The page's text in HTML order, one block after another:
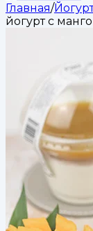
Главная/
йогурт с манго